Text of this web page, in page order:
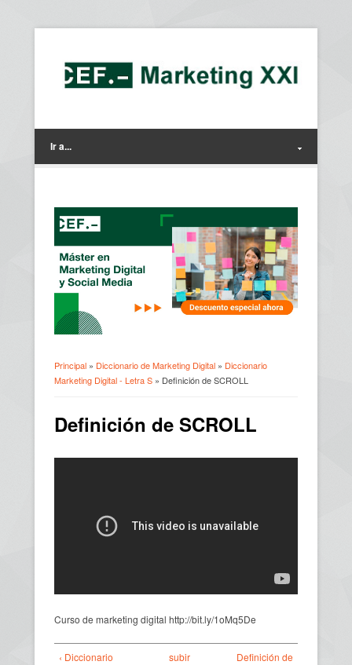
Ir a...
Principal » Diccionario de Marketing Digital » Diccionario
Marketing Digital - Letra S » Definición de SCROLL
Definición de SCROLL
Curso de marketing digital http://bit.ly/1oMq5De
‹ Diccionario
subir
Definición de